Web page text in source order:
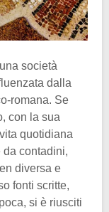
società
dalla
romana. Se
con la sua
quotidiana
contadini,
diversa e
fonti scritte,
si è riusciti